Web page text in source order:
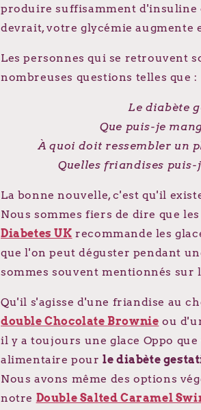
produire suffisamment d'insuline
devrait, votre glycémie augmente
Les personnes qui se retrouvent
nombreuses questions telles que :
Le diabète
Que puis-je
À quoi doit ressembler un
Quelles friandises
La bonne nouvelle, c'est qu'il
Nous sommes fiers de dire que
Diabetes UK recommande les
que l'on peut déguster pendant
sommes souvent mentionnés sur
Qu'il s'agisse d'une friandise au
double Chocolate Brownie ou
il y a toujours une glace Oppo
alimentaire pourle diabète
Nous avons même des options
notre Double Salted Caramel